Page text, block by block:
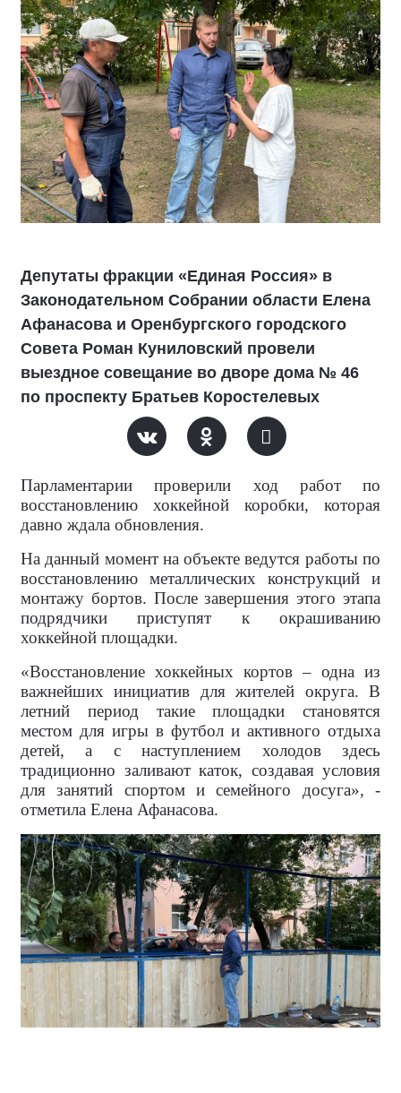
Депутаты фракции «Единая Россия» в
Законодательном Собрании области Елена
Афанасова и Оренбургского городского
Совета Роман Куниловский провели
выездное совещание во дворе дома № 46
по проспекту Братьев Коростелевых
Парламентарии проверили ход работ по
восстановлению хоккейной коробки, которая
давно ждала обновления.
На данный момент на объекте ведутся работы по
восстановлению металлических конструкций и
монтажу бортов. После завершения этого этапа
подрядчики приступят к окрашиванию
хоккейной площадки.
«Восстановление хоккейных кортов – одна из
важнейших инициатив для жителей округа. В
летний период такие площадки становятся
местом для игры в футбол и активного отдыха
детей, а с наступлением холодов здесь
традиционно заливают каток, создавая условия
для занятий спортом и семейного досуга», -
отметила Елена Афанасова.